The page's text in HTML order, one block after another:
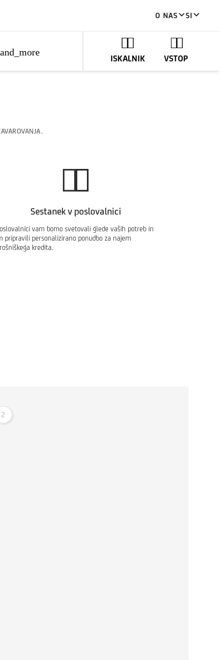
O NAS SI
ISKALNIK VSTOP
Sestanek v poslovalnici
vam bomo svetovali glede vaših potreb in
pripravili personalizirano ponudbo za najem
kredita.
2